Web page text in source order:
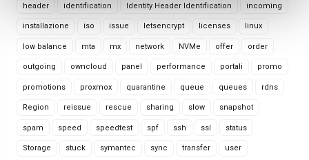
header identification Identity Header Identification incoming
installazione iso issue letsencrypt licenses linux
low balance mta mx network NVMe offer order
outgoing owncloud panel performance portali promo
promotions proxmox quarantine queue queues rdns
Region reissue rescue sharing slow snapshot
spam speed speedtest spf ssh ssl status
Storage stuck symantec sync transfer user